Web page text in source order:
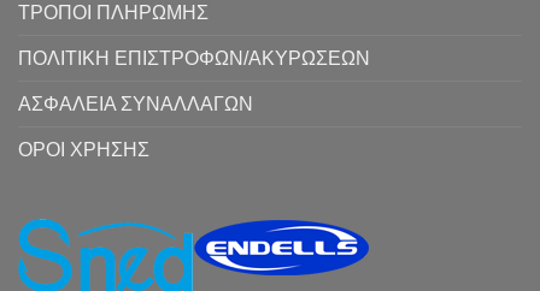
ΤΡΟΠΟΙ ΠΛΗΡΩΜΗΣ
ΠΟΛΙΤΙΚΗ ΕΠΙΣΤΡΟΦΩΝ/ΑΚΥΡΩΣΕΩΝ
ΑΣΦΑΛΕΙΑ ΣΥΝΑΛΛΑΓΩΝ
ΟΡΟΙ ΧΡΗΣΗΣ